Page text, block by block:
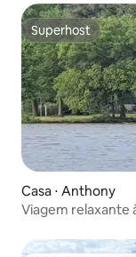
Superhost
Superhost
Casa ⋅ Anthony
Viagem relaxante